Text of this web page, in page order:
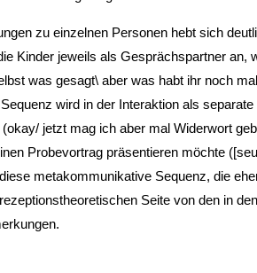
zu einzelnen Personen hebt sich
Kinder jeweils als Gesprächspartner an,
was gesagt\ aber was habt ihr noch
wird in der Interaktion als
jetzt mag ich aber mal Widerwort
Probevortrag präsentieren möchte
metakommunikative Sequenz, die
Seite von den in